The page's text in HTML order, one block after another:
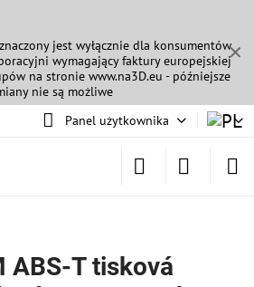
✕
jest wyłącznie dla konsumentów
wymagający faktury europejskiej
na stronie www.na3D.eu - późniejsze
nie są możliwe
Panel użytkownika
ABS-T tisková